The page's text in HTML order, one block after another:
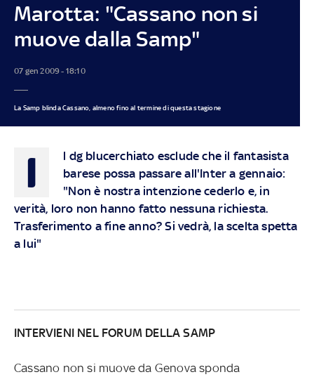
Marotta: "Cassano non si
muove dalla Samp"
07 gen 2009 - 18:10
La Samp blinda Cassano, almeno fino al termine di questa stagione
I
l dg blucerchiato esclude che il fantasista
barese possa passare all'Inter a gennaio:
"Non è nostra intenzione cederlo e, in
verità, loro non hanno fatto nessuna richiesta.
Trasferimento a fine anno? Si vedrà, la scelta spetta
a lui"
INTERVIENI NEL FORUM DELLA SAMP
Cassano non si muove da Genova sponda